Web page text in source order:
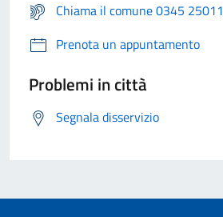
Chiama il comune 0345 25011
Prenota un appuntamento
Problemi in città
Segnala disservizio